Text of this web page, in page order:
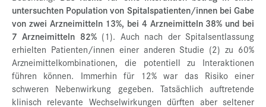
untersuchten Population von Spitalspatienten/innen bei Gabe
von zwei Arzneimitteln 13%, bei 4 Arzneimitteln 38% und bei
7 Arzneimitteln 82% (1). Auch nach der Spitalsentlassung
erhielten Patienten/innen einer anderen Studie (2) zu 60%
Arzneimittelkombinationen, die potentiell zu Interaktionen
führen können. Immerhin für 12% war das Risiko einer
schweren Nebenwirkung gegeben. Tatsächlich auftretende
klinisch relevante Wechselwirkungen dürften aber seltener